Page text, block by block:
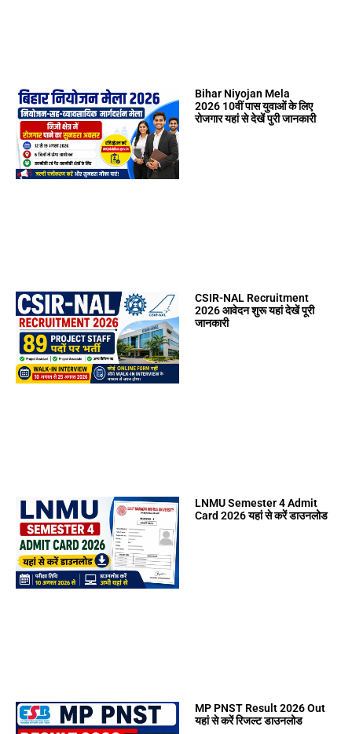
Bihar Niyojan Mela
2026 10वीं पास युवाओं के लिए
रोजगार यहां से देखें पुरी जानकारी
CSIR-NAL Recruitment
2026 आवेदन शुरू यहां देखें पूरी
जानकारी
LNMU Semester 4 Admit
Card 2026 यहां से करें डाउनलोड
MP PNST Result 2026 Out
यहां से करें रिजल्ट डाउनलोड